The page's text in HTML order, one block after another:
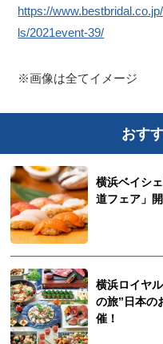
https://
ls/2021event-39/
※画像は全てイメージ
おす
横浜ベイシ
道フェア」
横浜ロイヤ
の旅”日本の
催！